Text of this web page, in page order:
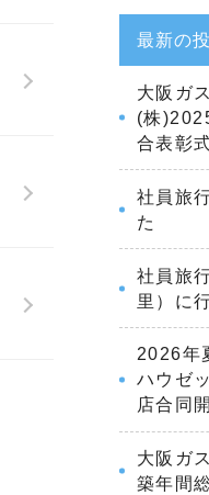
最新の
大阪ガ
(株
合表彰
社員旅
た
社員旅
里）に
2026年
ハウゼ
店合同
大阪ガ
築年間